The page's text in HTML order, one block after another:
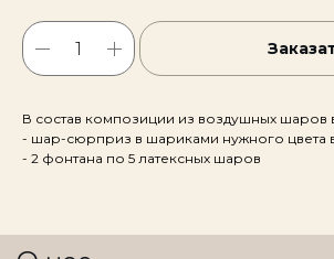
В состав композиции из воздушных шаров
- шар-сюрприз в шариками нужного цвета
- 2 фонтана по 5 латексных шаров